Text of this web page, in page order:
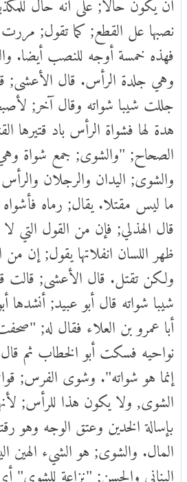
نصبها عل القطع; كما تقول;
فهذه خمسة أوجه للنصب أيضا.
وهي جلدة الرأس. قال الأعشى;
جللت شيبا شواته وقال آخر;
هدة لها فشواة الرأس باد قتيرها
الصحاح; "والشوى; جمع شواة
والشوى; اليدان والرجلان
ما ليس مقتلا. يقال; رماه
قال الهذلي; فإن من القول
ظهر اللسان انفلاتها يقول; إن
ولكن تقتل. قال الأعشى; قالت
شيبا شواته قال أبو عبيد;
أبا عمرو بن العلاء فقال له;
نواحيه فسكت أبو الخطاب ثم
إنما هو شواته". وشوى الفرس;
الشوى, ولا يكون هذا للرأس;
بإسالة الخدين وعتق الوجه وهو
المال. والشوى; هو الشيء الهين
البناني والحسن; "نزاعة للشوى"